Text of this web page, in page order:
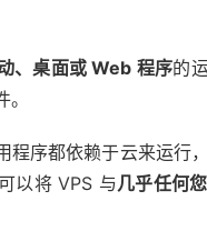
、桌面或 Web 程序的
程序都依赖于云来运行
以将 VPS 与几乎任何